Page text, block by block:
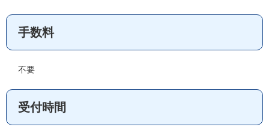
手数料
不要
受付時間